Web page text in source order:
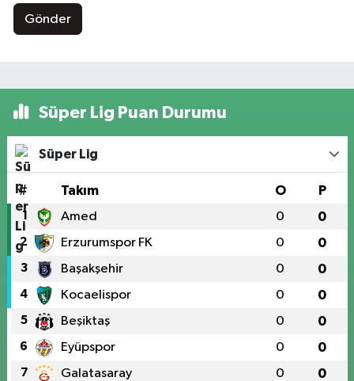
Gönder
Süper Lig Puan Durumu
Süper Lig
# Takım O P
1 Amed 0 0
2 Erzurumspor FK 0 0
3 Başakşehir 0 0
4 Kocaelispor 0 0
5 Beşiktaş 0 0
6 Eyüpspor 0 0
7 Galatasaray 0 0